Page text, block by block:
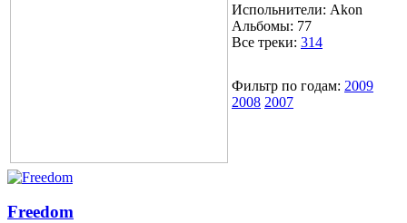
Испольнители: Akon
Альбомы: 77
Все треки: 314
Фильтр по годам: 2009
2008 2007
Freedom